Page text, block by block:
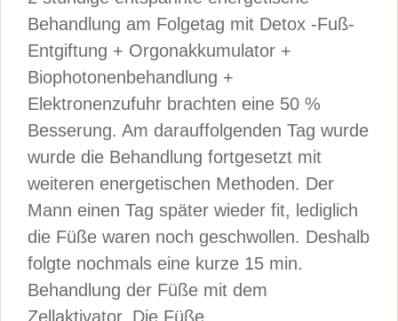
Behandlung am Folgetag mit Detox -Fuß-
Entgiftung + Orgonakkumulator +
Biophotonenbehandlung +
Elektronenzufuhr brachten eine 50 %
Besserung. Am darauffolgenden Tag wurde
wurde die Behandlung fortgesetzt mit
weiteren energetischen Methoden. Der
Mann einen Tag später wieder fit, lediglich
die Füße waren noch geschwollen. Deshalb
folgte nochmals eine kurze 15 min.
Behandlung der Füße mit dem
Zellaktivator. Die Füße